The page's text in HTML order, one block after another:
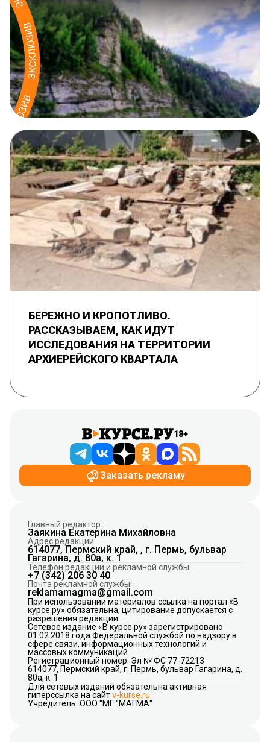
БЕРЕЖНО И КРОПОТЛИВО.
РАССКАЗЫВАЕМ, КАК ИДУТ
ИССЛЕДОВАНИЯ НА ТЕРРИТОРИИ
АРХИЕРЕЙСКОГО КВАРТАЛА
18+
Заказать рекламу
Главный редактор:
Заякина Екатерина Михайловна
Адрес редакции:
614077, Пермский край, , г. Пермь, бульвар
Гагарина, д. 80а, к. 1
Телефон редакции и рекламной службы:
+7 (342) 206 30 40
Почта рекламной службы:
reklamamagma@gmail.com
При использовании материалов ссылка на портал «В
курсе.ру» обязательна, цитирование допускается с
разрешения редакции.
Сетевое издание «В курсе.ру» зарегистрировано
01.02.2018 года Федеральной службой по надзору в
сфере связи, информационных технологий и
массовых коммуникаций.
Регистрационный номер: Эл № ФС 77-72213
614077, Пермский край, г. Пермь, бульвар Гагарина, д.
80а, к. 1
Для сетевых изданий обязательна активная
гиперссылка на сайтv-kurse.ru
Учредитель: ООО "МГ "МАГМА"